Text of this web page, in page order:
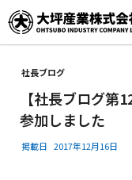
社長ブログ
【社長ブログ第
参加しました
掲載日 2017年12月16日